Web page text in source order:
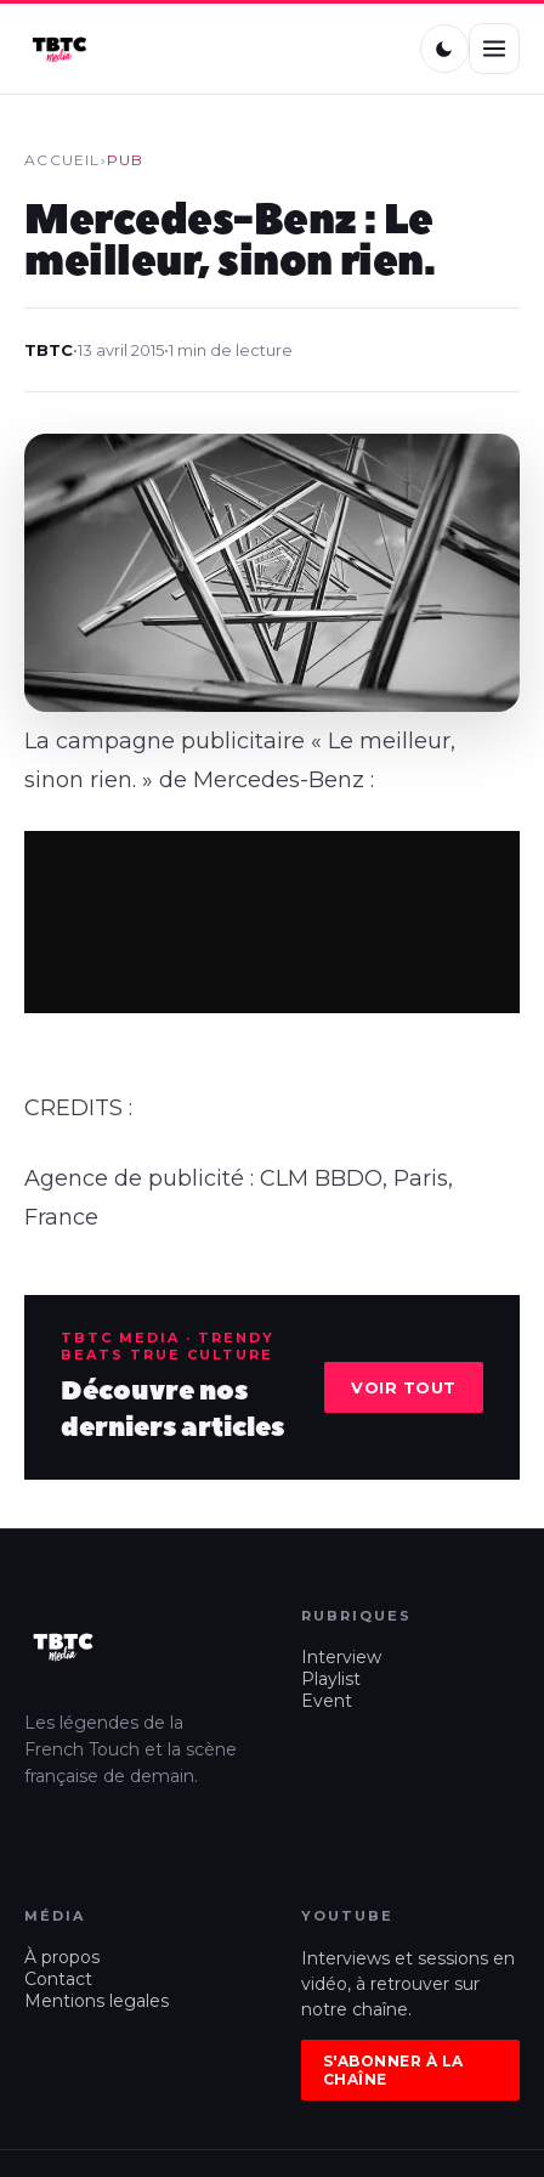
ACCUEIL› PUB
Mercedes-Benz : Le
meilleur, sinon rien.
TBTC•13 avril 2015•1 min de lecture
La campagne publicitaire « Le meilleur,
sinon rien. » de Mercedes-Benz :
CREDITS :
Agence de publicité : CLM BBDO, Paris,
France
TBTC MEDIA · TRENDY
BEATS TRUE CULTURE
Découvre nos
derniers articles
VOIR TOUT
Les légendes de la
French Touch et la scène
française de demain.
RUBRIQUES
Interview
Playlist
Event
MÉDIA
À propos
Contact
Mentions legales
YOUTUBE
Interviews et sessions en
vidéo, à retrouver sur
notre chaîne.
S'ABONNER À LA
CHAÎNE